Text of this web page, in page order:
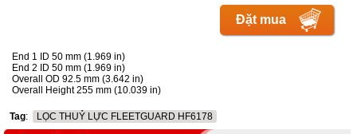
Đặt mua
End 1 ID 50 mm (1.969 in)
End 2 ID 50 mm (1.969 in)
Overall OD 92.5 mm (3.642 in)
Overall Height 255 mm (10.039 in)
Tag: LỌC THUỶ LỰC FLEETGUARD HF6178